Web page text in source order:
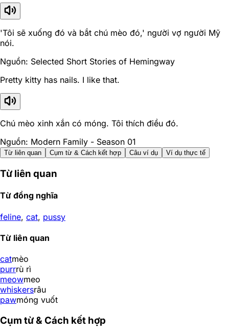
'Tôi sẽ xuống đó và bắt chú mèo đó,' người vợ người Mỹ
nói.
Nguồn: Selected Short Stories of Hemingway
Pretty kitty has nails. I like that.
Chú mèo xinh xắn có móng. Tôi thích điều đó.
Nguồn: Modern Family - Season 01
Từ liên quan Cụm từ & Cách kết hợp Câu ví dụ Ví dụ thực tế
Từ liên quan
Từ đồng nghĩa
feline, cat, pussy
Từ liên quan
catmèo
purrrù rì
meowmeo
whiskersrâu
pawmóng vuốt
Cụm từ & Cách kết hợp